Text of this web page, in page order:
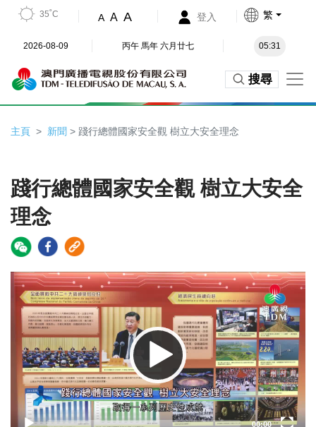
35˚C A A A 登入 繁
2026-08-09 丙午 馬年 六月廿七 05:31
搜尋
主頁 新聞 > 踐行總體國家安全觀 樹立大安全理念
踐行總體國家安全觀 樹立大安全
理念
Video
Player
00:00